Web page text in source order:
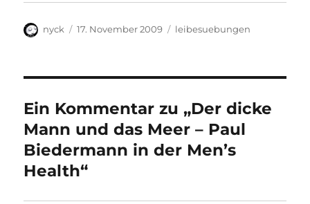
Autor
nyck
Veröffentlicht
17. November 2009 Kategorien
leibesuebungen
Ein Kommentar zu „Der dicke
Mann und das Meer – Paul
Biedermann in der Men’s
Health“